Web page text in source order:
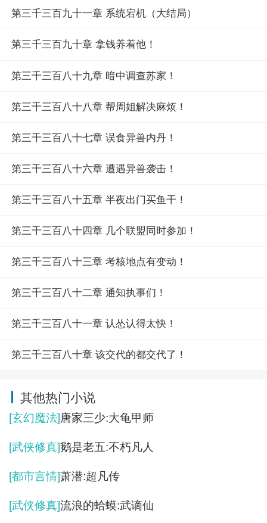
第三千三百九十一章 系统宕机（大结局）
第三千三百九十章 拿钱养着他！
第三千三百八十九章 暗中调查苏家！
第三千三百八十八章 帮周姐解决麻烦！
第三千三百八十七章 误食异兽内丹！
第三千三百八十六章 遭遇异兽袭击！
第三千三百八十五章 半夜出门买鱼干！
第三千三百八十四章 几个联盟同时参加！
第三千三百八十三章 考核地点有变动！
第三千三百八十二章 通知执事们！
第三千三百八十一章 认怂认得太快！
第三千三百八十章 该交代的都交代了！
其他热门小说
[玄幻魔法]唐家三少:大龟甲师
[武侠修真]鹅是老五:不朽凡人
[都市言情]萧潜:超凡传
[武侠修真]流浪的蛤蟆:武谪仙